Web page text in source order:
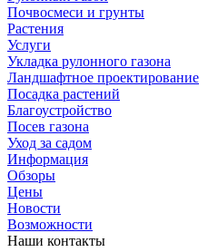
Почвосмеси и грунты
Растения
Услуги
Укладка рулонного газона
Ландшафтное проектирование
Посадка растений
Благоустройство
Посев газона
Уход за садом
Информация
Обзоры
Цены
Новости
Возможности
Наши контакты